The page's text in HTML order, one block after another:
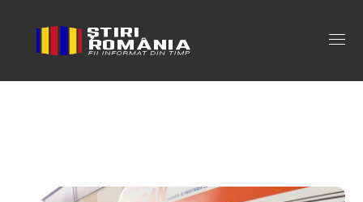
cat castiga un medic pe ambulanta
Tag